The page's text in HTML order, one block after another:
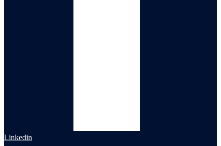
Linkedin